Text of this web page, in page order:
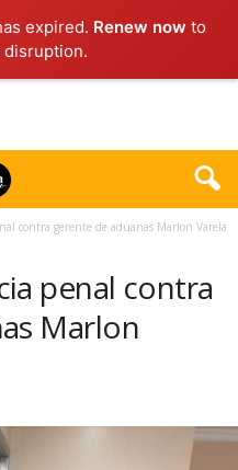
expired. Renew now to
contra gerente de aduanas Marlon Varela
penal contra
Marlon